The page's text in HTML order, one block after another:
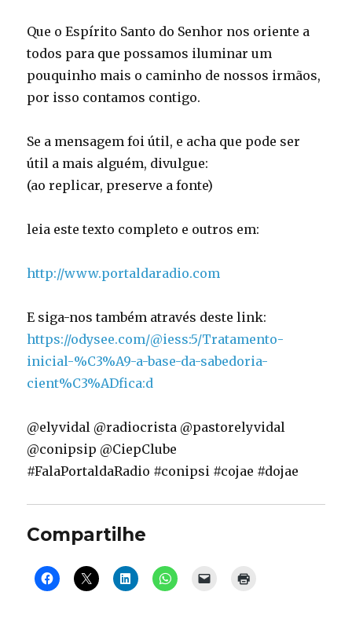
Que o Espírito Santo do Senhor nos oriente a
todos para que possamos iluminar um
pouquinho mais o caminho de nossos irmãos,
por isso contamos contigo.
Se a mensagem foi útil, e acha que pode ser
útil a mais alguém, divulgue:
(ao replicar, preserve a fonte)
leia este texto completo e outros em:
http://www.portaldaradio.com
E siga-nos também através deste link:
https://odysee.com/@iess:5/Tratamento-
inicial-%C3%A9-a-base-da-sabedoria-
cient%C3%ADfica:d
@elyvidal @radiocrista @pastorelyvidal
@conipsip @CiepClube
#FalaPortaldaRadio #conipsi #cojae #dojae
Compartilhe